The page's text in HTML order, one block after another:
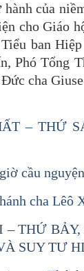
của
cho Giáo
ban
Phó Tổng
cha
– THỨ
cầu
cha Lêô
THỨ
SUY TƯ